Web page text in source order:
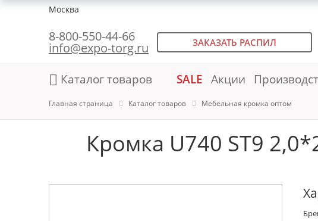
Москва
8-800-550-44-66
info@expo-torg.ru ЗАКАЗАТЬ РАСПИЛ
Каталог товаров SALE Акции
Главная страница Каталог товаров Мебельная кромка оптом
Кромка U740 ST9